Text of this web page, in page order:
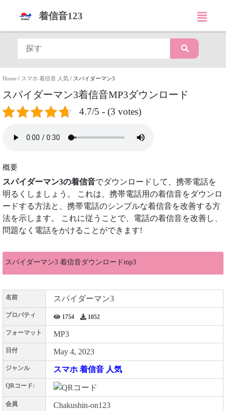
着信音123
Home / スマホ 着信音 人気 / スパイダーマン3
スパイダーマン3着信音MP3ダウンロード
4.7/5 - (3 votes)
概要
スパイダーマン3の着信音でダウンロードして、携帯電話を
明るくしましょう。 これは、携帯電話用の着信音をダウンロ
ードする方法と、携帯電話のシンプルな着信音を改善する方
法を示します。 これに従うことで、電話の着信音を改善し、
問題なく電話をかけることができます!
スパイダーマン3 着信音ダウンロードmp3
名前 スパイダーマン3
プロパティ 1754 1052
フォーマット MP3
日付 May 4, 2023
ジャンル スマホ 着信音 人気
QRコード:
会員 Chakushin-on123